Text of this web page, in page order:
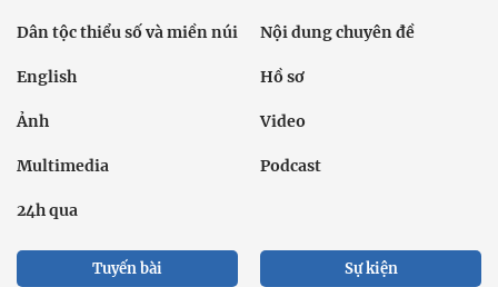
Dân tộc thiểu số và miền núi Nội dung chuyên đề
English Hồ sơ
Ảnh Video
Multimedia Podcast
24h qua
Tuyến bài Sự kiện